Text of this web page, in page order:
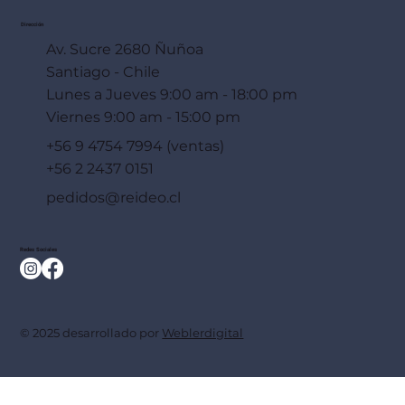
Dirección
Av. Sucre 2680 Ñuñoa
Santiago - Chile
Lunes a Jueves 9:00 am - 18:00 pm
Viernes 9:00 am - 15:00 pm
+56 9 4754 7994 (ventas)
+56 2 2437 0151
pedidos@reideo.cl
Redes Sociales
© 2025 desarrollado por Weblerdigital